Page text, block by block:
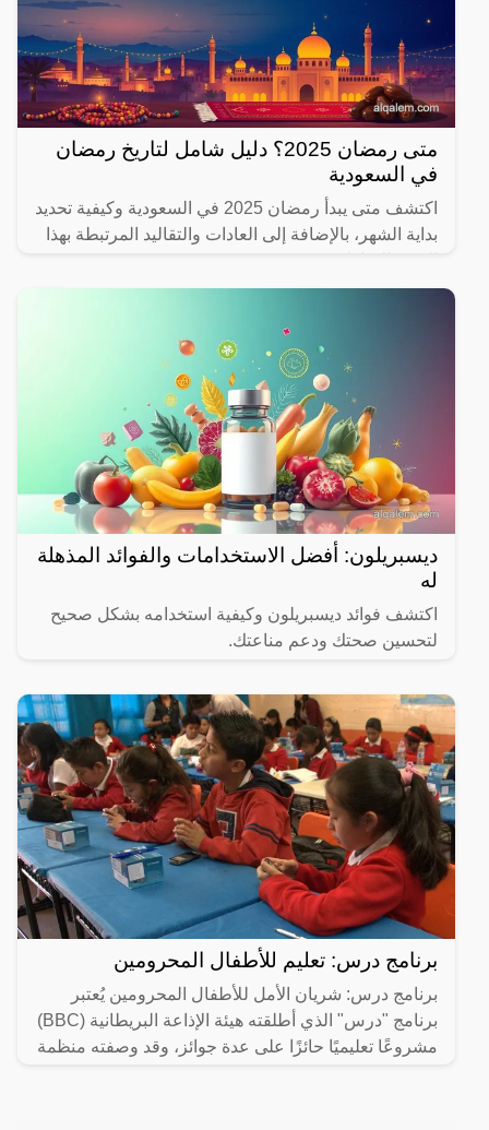
متى رمضان 2025؟ دليل شامل لتاريخ رمضان
في السعودية
اكتشف متى يبدأ رمضان 2025 في السعودية وكيفية تحديد
بداية الشهر، بالإضافة إلى العادات والتقاليد المرتبطة بهذا
ديسبريلون: أفضل الاستخدامات والفوائد المذهلة
له
اكتشف فوائد ديسبريلون وكيفية استخدامه بشكل صحيح
لتحسين صحتك ودعم مناعتك.
برنامج درس: تعليم للأطفال المحرومين
برنامج درس: شريان الأمل للأطفال المحرومين يُعتبر
برنامج "درس" الذي أطلقته هيئة الإذاعة البريطانية (BBC)
مشروعًا تعليميًا حائزًا على عدة جوائز، وقد وصفته منظمة